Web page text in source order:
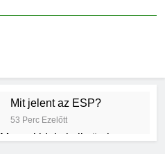
Mit jelent az ESP?
53 Perc Ezelőtt
Mennyi ideig kell sütni a